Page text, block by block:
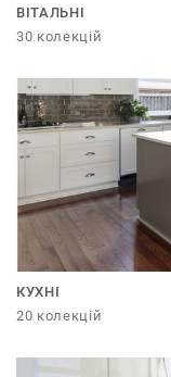
ВІТАЛЬНІ
30 колекцій
КУХНІ
20 колекцій